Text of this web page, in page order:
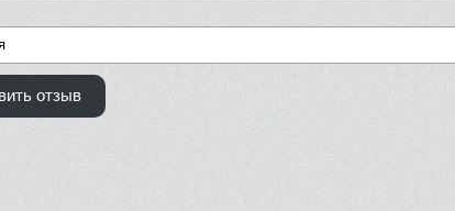
отзыв